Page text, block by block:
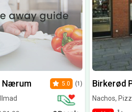
Nærum 5.0 (1) Birkerød
Nachos,